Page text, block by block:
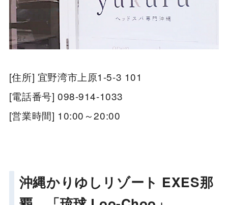
[住所] 宜野湾市上原1-5-3 101
[電話番号] 098-914-1033
[営業時間] 10:00～20:00
沖縄かりゆしリゾート EXES那